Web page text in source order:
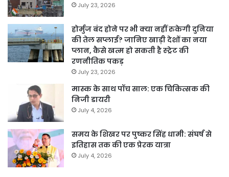
July 23, 2026
होर्मुज बंद होने पर भी क्या नहीं रुकेगी दुनिया
की तेल सप्लाई? जानिए खाड़ी देशों का नया
प्लान, कैसे खत्म हो सकती है स्ट्रेट की
रणनीतिक पकड़
July 23, 2026
मास्क के साथ पॉच साल: एक चिकित्सक की
निजी डायरी
July 4, 2026
समय के शिखर पर पुष्कर सिंह धामी: संघर्ष से
इतिहास तक की एक प्रेरक यात्रा
July 4, 2026